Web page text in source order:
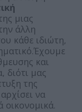
μιας
άλλη
κάθε ιδιώτη,
και
διότι μας
της
να
οικονομικά.